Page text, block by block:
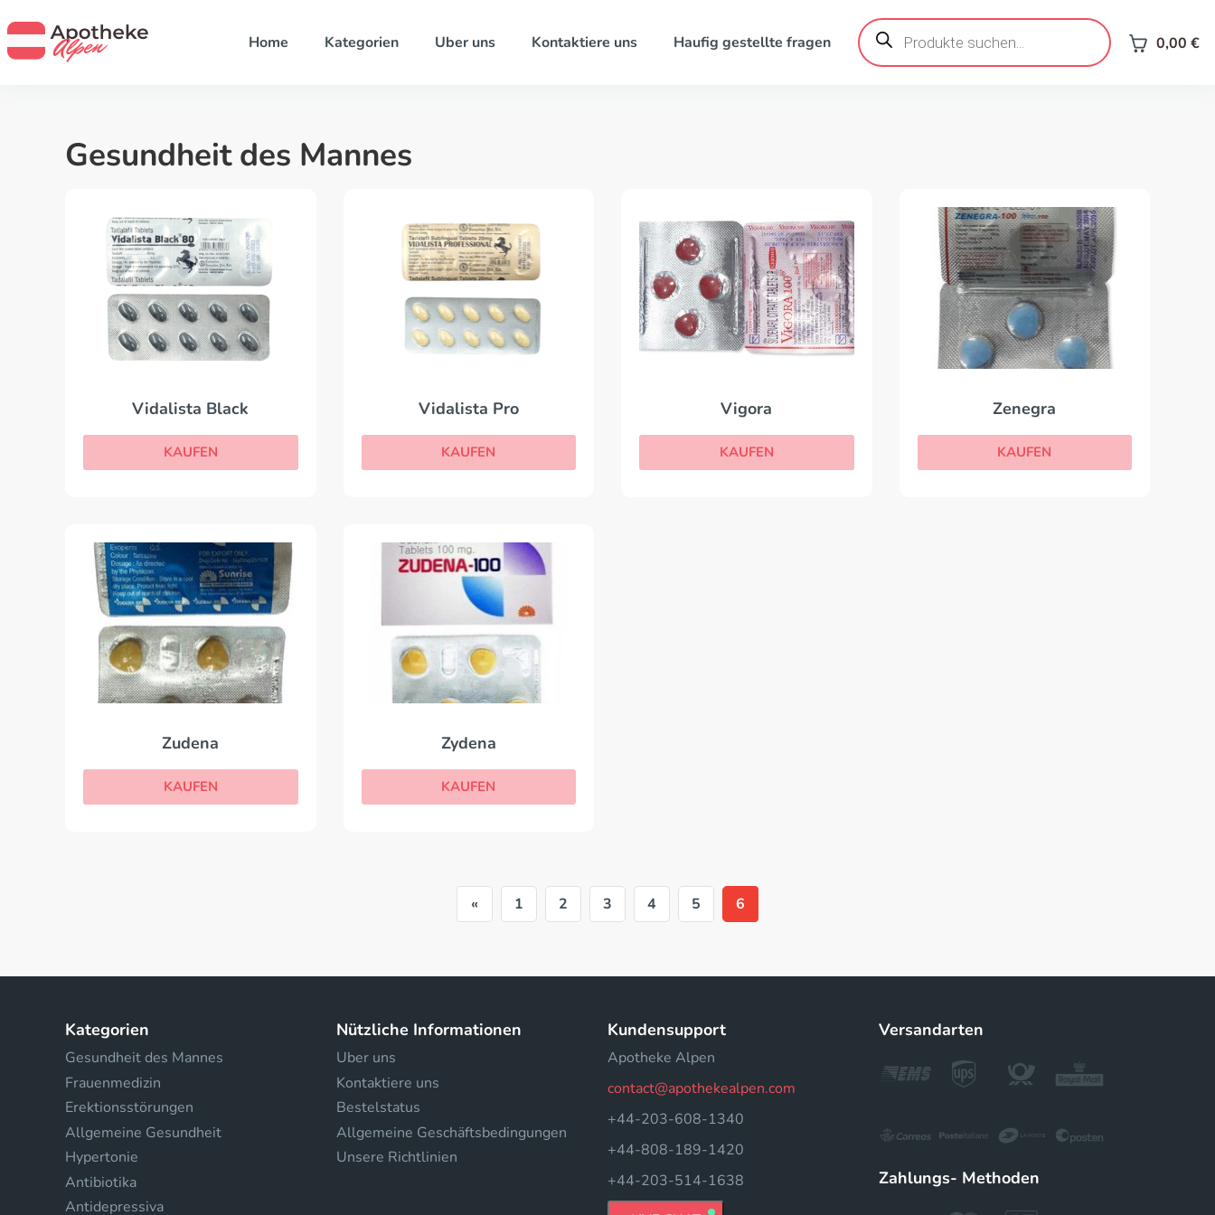
Home Kategorien Uber uns Kontaktiere uns Haufig gestellte fragen
Products
search 0,00 €
Gesundheit des Mannes
Vidalista Black
KAUFEN
Vidalista Pro
KAUFEN
Vigora
KAUFEN
Zenegra
KAUFEN
Zudena
KAUFEN
Zydena
KAUFEN
« 1 2 3 4 5 6
Kategorien
Gesundheit des Mannes
Frauenmedizin
Erektionsstörungen
Allgemeine Gesundheit
Hypertonie
Antibiotika
Antidepressiva
Nützliche Informationen
Uber uns
Kontaktiere uns
Bestelstatus
Allgemeine Geschäftsbedingungen
Unsere Richtlinien
Kundensupport
Apotheke Alpen
contact@apothekealpen.com
+44-203-608-1340
+44-808-189-1420
+44-203-514-1638
Versandarten
Zahlungs- Methoden